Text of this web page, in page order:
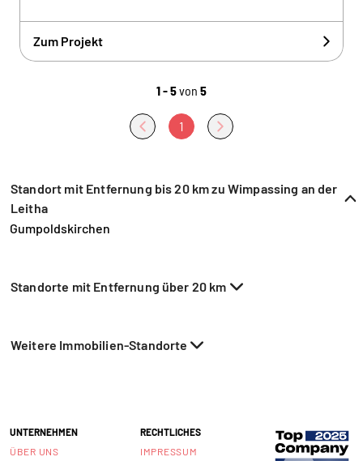
Zum Projekt
1 - 5von 5
1
Standort mit Entfernung bis 20 km zu Wimpassing an der
Leitha
Gumpoldskirchen
Standorte mit Entfernung über 20 km
Weitere Immobilien-Standorte
UNTERNEHMEN
ÜBER UNS
RECHTLICHES
IMPRESSUM